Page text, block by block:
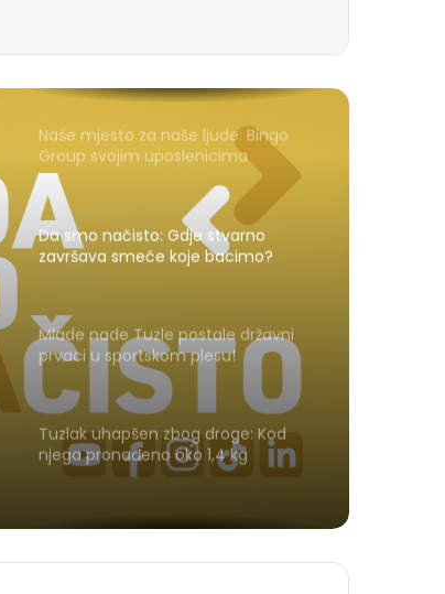
Naše mjesto za naše ljude: Bingo
Group svojim uposlenicima
posvećuje posebno lijep festivalski
trenutak
Da smo načisto: Gdje stvarno
završava smeće koje bacimo?
Mlade nade Tuzle postale državni
prvaci u sportskom plesu!
Tuzlak uhapšen zbog droge: Kod
njega pronađeno oko 1,4 kg
amfetamina i marihuane